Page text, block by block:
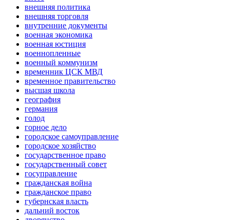
внешняя политика
внешняя торговля
внутренние документы
военная экономика
военная юстиция
военнопленные
военный коммунизм
временник ЦСК МВД
временное правительство
высшая школа
география
германия
голод
горное дело
городское самоуправление
городское хозяйство
государственное право
государственный совет
госуправление
гражданская война
гражданское право
губернская власть
дальний восток